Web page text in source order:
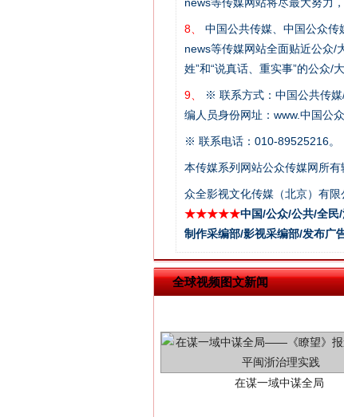
8、
中国公共传媒、中国公众
news等传媒网站全面贴近公众/
姓”和“说真话、重实事”的公众/
9、
※ 联系方式：中国公共传
编人员身份网址：www.中国公
※ 联系电话：010-89525216。
本传媒系列网站公众传媒网所
众全影视文化传媒（北京）有限
★★★★★中国/公众/公共/全民
制作采编部/影视采编部/发布广
全球视频图文新闻
这是一记警钟！
在谋一域中谋全局